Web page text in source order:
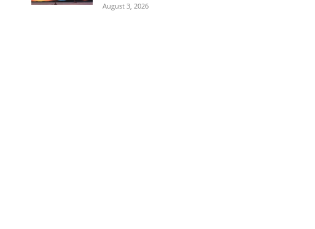
August 3, 2026